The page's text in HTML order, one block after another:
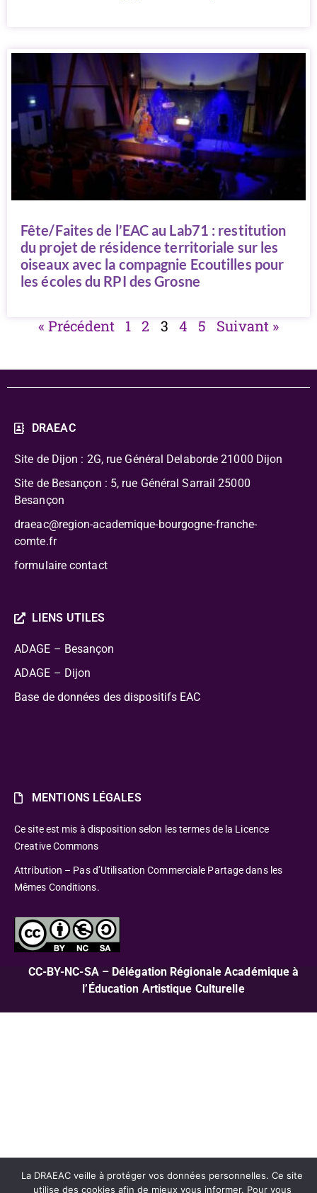
Fête/Faites de l’EAC au Lab71 : restitution
du projet de résidence territoriale sur les
oiseaux avec la compagnie Ecoutilles pour
les écoles du RPI des Grosne
« Précédent 1 2 3 4 5 Suivant »
DRAEAC
Site de Dijon : 2G, rue Général Delaborde 21000 Dijon
Site de Besançon : 5, rue Général Sarrail 25000
Besançon
draeac@region-academique-bourgogne-franche-
comte.fr
formulaire contact
LIENS UTILES
ADAGE – Besançon
ADAGE – Dijon
Base de données des dispositifs EAC
MENTIONS LÉGALES
Ce site est mis à disposition selon les termes de la Licence
Creative Commons
Attribution – Pas d’Utilisation Commerciale Partage dans les
Mêmes Conditions.
CC-BY-NC-SA – Délégation Régionale Académique à
l’Éducation Artistique Culturelle
La DRAEAC veille à protéger vos données personnelles. Ce site
utilise des cookies afin de mieux vous informer. Pour vous